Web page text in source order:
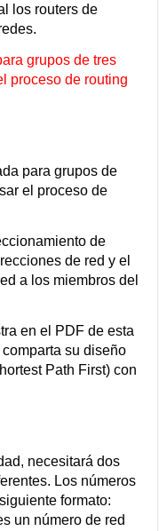
los routers de
grupos de tres
proceso de routing
para grupos de
el proceso de
de
de red y el
a los miembros del
en el PDF de esta
su diseño
Path First) con
necesitará dos
Los números
formato:
un número de red